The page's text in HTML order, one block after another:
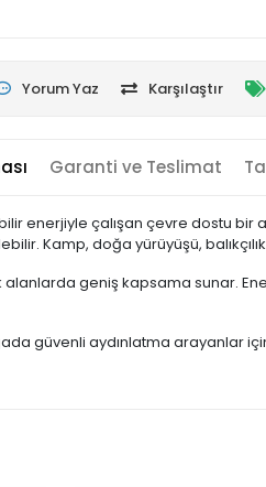
Yorum Yaz Karşılaştır
Garanti ve Teslimat
enerjiyle çalışan çevre dostu
Kamp, doğa yürüyüşü,
alanlarda geniş kapsama sunar.
güvenli aydınlatma arayanlar